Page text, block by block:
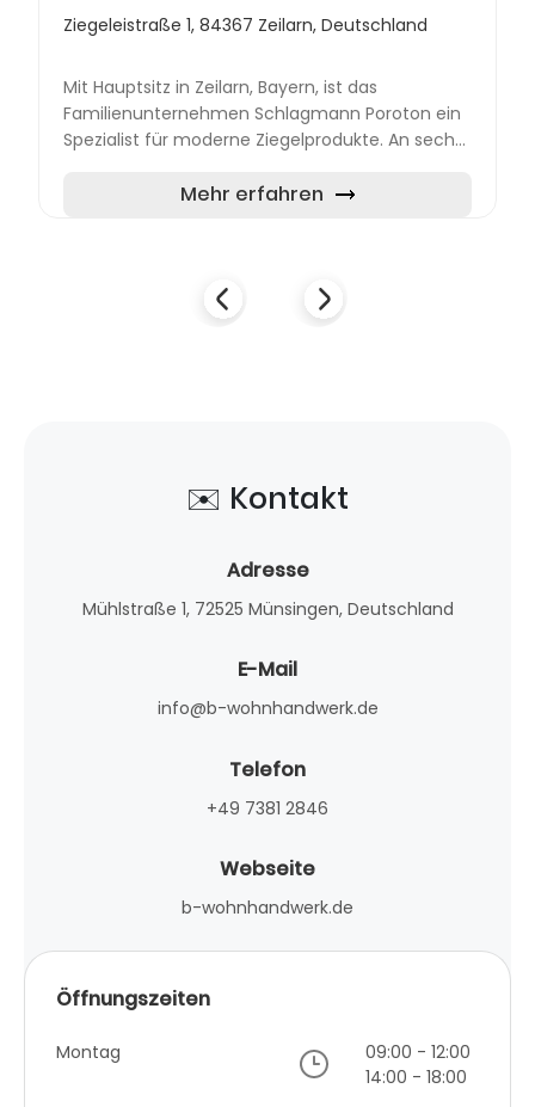
Ziegeleistraße 1, 84367 Zeilarn, Deutschland
Mit Hauptsitz in Zeilarn, Bayern, ist das
Familienunternehmen Schlagmann Poroton ein
Spezialist für moderne Ziegelprodukte. An sechs
Ansbach, Isen, Plattling...
Mehr erfahren
✉️ Kontakt
Adresse
Mühlstraße 1, 72525 Münsingen, Deutschland
E-Mail
info@b-wohnhandwerk.de
Telefon
+49 7381 2846
Webseite
b-wohnhandwerk.de
Öffnungszeiten
Montag
09:00 - 12:00
14:00 - 18:00